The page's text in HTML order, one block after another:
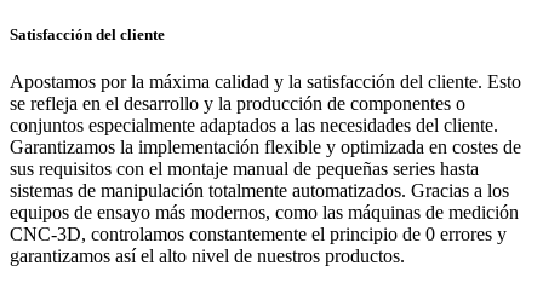
Satisfacción del cliente
Apostamos por la máxima calidad y la satisfacción del cliente. Esto
se refleja en el desarrollo y la producción de componentes o
conjuntos especialmente adaptados a las necesidades del cliente.
Garantizamos la implementación flexible y optimizada en costes de
sus requisitos con el montaje manual de pequeñas series hasta
sistemas de manipulación totalmente automatizados. Gracias a los
equipos de ensayo más modernos, como las máquinas de medición
CNC-3D, controlamos constantemente el principio de 0 errores y
garantizamos así el alto nivel de nuestros productos.